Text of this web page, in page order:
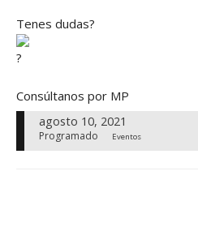
Tenes dudas?
Consúltanos por MP
agosto 10, 2021
Programado Eventos